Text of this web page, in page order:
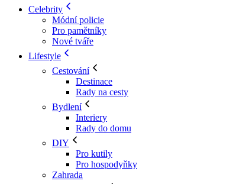
Celebrity
Módní policie
Pro pamětníky
Nové tváře
Lifestyle
Cestování
Destinace
Rady na cesty
Bydlení
Interiery
Rady do domu
DIY
Pro kutily
Pro hospodyňky
Zahrada